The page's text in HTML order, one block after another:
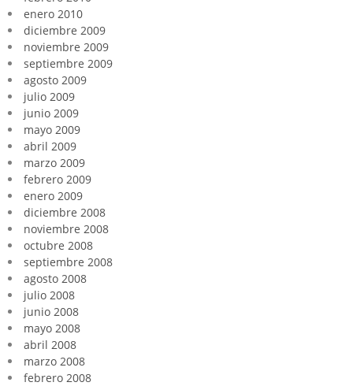
enero 2010
diciembre 2009
noviembre 2009
septiembre 2009
agosto 2009
julio 2009
junio 2009
mayo 2009
abril 2009
marzo 2009
febrero 2009
enero 2009
diciembre 2008
noviembre 2008
octubre 2008
septiembre 2008
agosto 2008
julio 2008
junio 2008
mayo 2008
abril 2008
marzo 2008
febrero 2008